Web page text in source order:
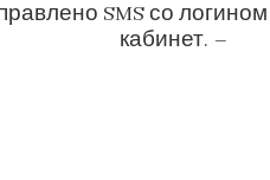
SMS со
кабинет. –